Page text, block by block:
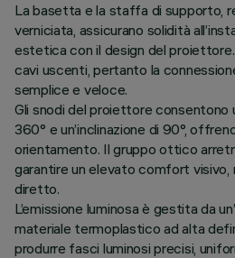
La basetta e la staffa di supporto,
verniciata, assicurano solidità
estetica con il design del
cavi uscenti, pertanto la
semplice e veloce.
Gli snodi del proiettore consentono
360° e un’inclinazione di 90°,
orientamento. Il gruppo ottico
garantire un elevato comfort visivo,
diretto.
L’emissione luminosa è gestita da
materiale termoplastico ad alta
produrre fasci luminosi precisi,